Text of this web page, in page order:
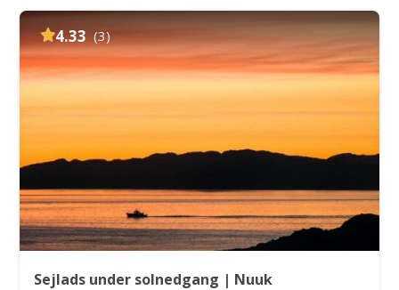
4.33 (3)
Sejlads under solnedgang | Nuuk